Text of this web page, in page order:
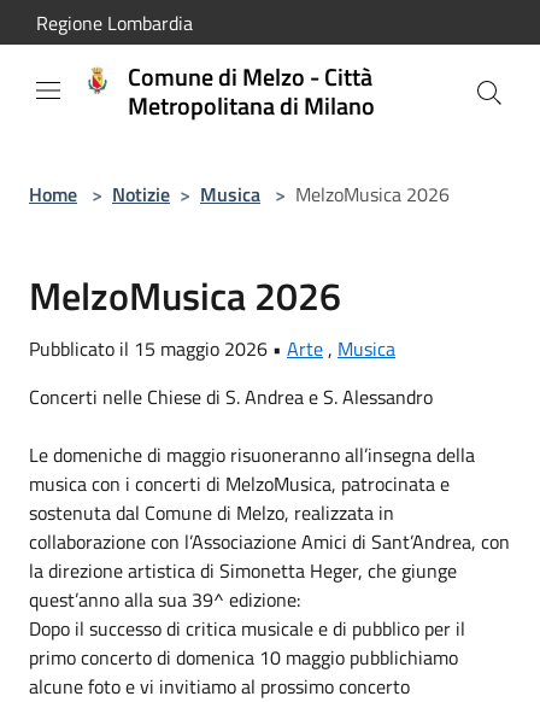
Salta al contenuto principale
Regione Lombardia
Comune di Melzo - Città
Metropolitana di Milano
Home > Notizie > Musica > MelzoMusica 2026
MelzoMusica 2026
Pubblicato il 15 maggio 2026 • Arte, Musica
Concerti nelle Chiese di S. Andrea e S. Alessandro
Le domeniche di maggio risuoneranno all’insegna della
musica con i concerti di MelzoMusica, patrocinata e
sostenuta dal Comune di Melzo, realizzata in
collaborazione con l’Associazione Amici di Sant’Andrea, con
la direzione artistica di Simonetta Heger, che giunge
quest’anno alla sua 39^ edizione:
Dopo il successo di critica musicale e di pubblico per il
primo concerto di domenica 10 maggio pubblichiamo
alcune foto e vi invitiamo al prossimo concerto